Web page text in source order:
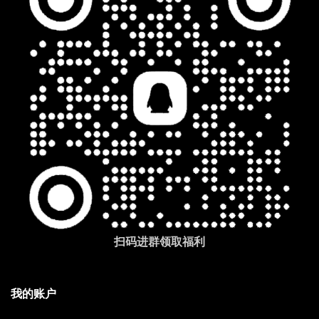
扫码进群领取福利
我的账户